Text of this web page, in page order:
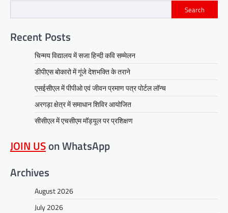
Search
Recent Posts
चिन्मय विद्यालय में सजा हिन्दी कवि सम्मेलन
डीपीएस बोकारो में गूंजे देशभक्ति के तराने
एसईसीएल में पीपीओ एवं जीवन प्रमाण पत्र पोर्टल लॉन्च
अरगड़ा क्षेत्र में समाधान शिविर आयोजित
सीसीएल में एचसीएम मॉड्यूल पर प्रशिक्षण
JOIN USon WhatsApp
Archives
August 2026
July 2026